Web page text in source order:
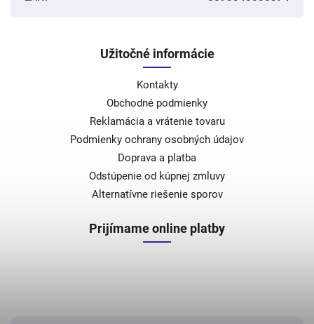
Užitočné informácie
Kontakty
Obchodné podmienky
Reklamácia a vrátenie tovaru
Podmienky ochrany osobných údajov
Doprava a platba
Odstúpenie od kúpnej zmluvy
Alternatívne riešenie sporov
Prijímame online platby